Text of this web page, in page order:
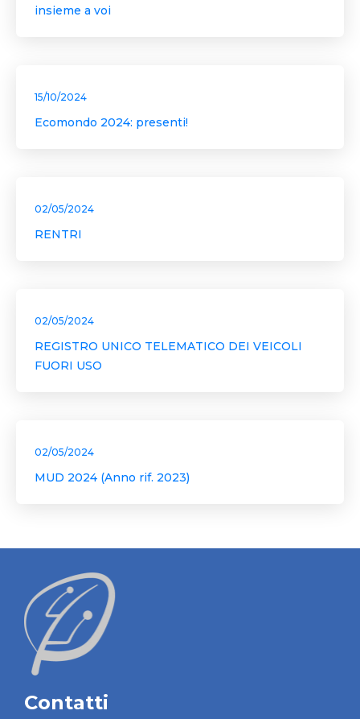
insieme a voi
15/10/2024
Ecomondo 2024: presenti!
02/05/2024
RENTRI
02/05/2024
REGISTRO UNICO TELEMATICO DEI VEICOLI
FUORI USO
02/05/2024
MUD 2024 (Anno rif. 2023)
Contatti